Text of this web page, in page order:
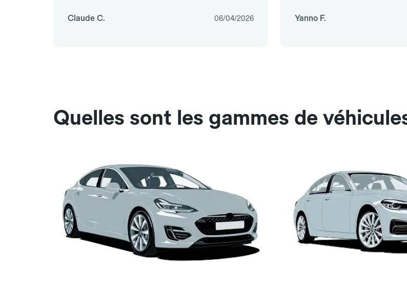
Claude C. 06/04/2026 Yanno F.
Quelles sont les gammes de